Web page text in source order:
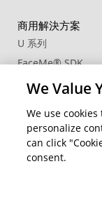
商用解決方案
U 系列
FaceMe®SDK
社群資源
會員專區
We Value
We use
personalize
can click
consent.